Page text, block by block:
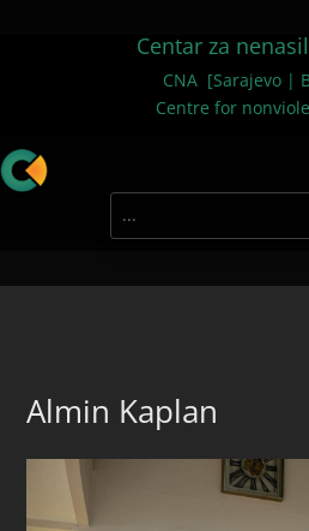
Centar za
CNA [Sarajevo |
Centre for
Almin Kaplan